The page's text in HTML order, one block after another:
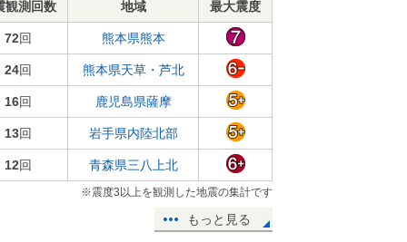
観測回数
地域
最大震度
72回 熊本県熊本
24回 熊本県天草・芦北
16回 鹿児島県薩摩
13回 岩手県内陸北部
12回 青森県三八上北
※震度3以上を観測した地震の集計です
もっと見る